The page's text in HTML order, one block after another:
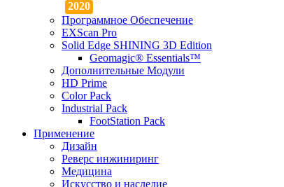
Программное Обеспечение
EXScan Pro
Solid Edge SHINING 3D Edition
Geomagic® Essentials™
Дополнительные Модули
HD Prime
Color Pack
Industrial Pack
FootStation Pack
Применение
Дизайн
Реверс инжиниринг
Медицина
Искусство и наследие